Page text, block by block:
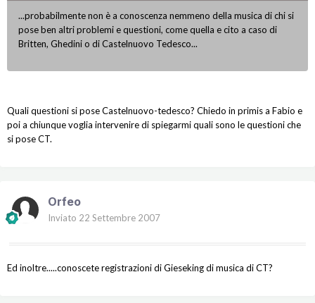
...probabilmente non è a conoscenza nemmeno della musica di chi si
pose ben altri problemi e questioni, come quella e cito a caso di
Britten, Ghedini o di Castelnuovo Tedesco...
Quali questioni si pose Castelnuovo-tedesco? Chiedo in primis a Fabio e
poi a chiunque voglia intervenire di spiegarmi quali sono le questioni che
si pose CT.
Orfeo
Inviato 22 Settembre 2007
Ed inoltre.....conoscete registrazioni di Gieseking di musica di CT?